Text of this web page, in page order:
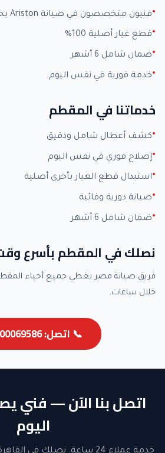
فنيون متخصصون في صيانة Ariston بخبرة +15 عاماً
قطع غيار أصلية 100%
ضمان شامل 6 أشهر
خدمة فورية في نفس اليوم
خدماتنا في المقطم
كشف أعطال شامل ودقيق
إصلاح فوري في نفس اليوم
استبدال قطع الغيار بأخرى أصلية
صيانة دورية وقائية
ضمان شامل 6 أشهر
نصلك في المقطم بأسرع
فريق صيانة مصر يغطي جميع أحياء
خلال ساعات.
📞 اتصل: 01000069586
اتصل بنا الآن —
اليوم